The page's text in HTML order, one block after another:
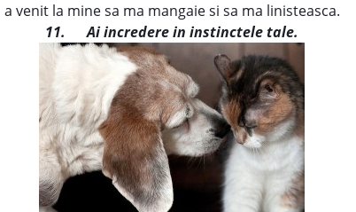
a venit la mine sa ma mangaie si sa ma linisteasca.
11.
Ai incredere in instinctele tale.